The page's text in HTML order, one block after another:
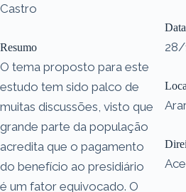
Castro
Resumo
O tema proposto para este
estudo tem sido palco de
muitas discussões, visto que
grande parte da população
acredita que o pagamento
do benefício ao presidiário
é um fator equivocado. O
28/